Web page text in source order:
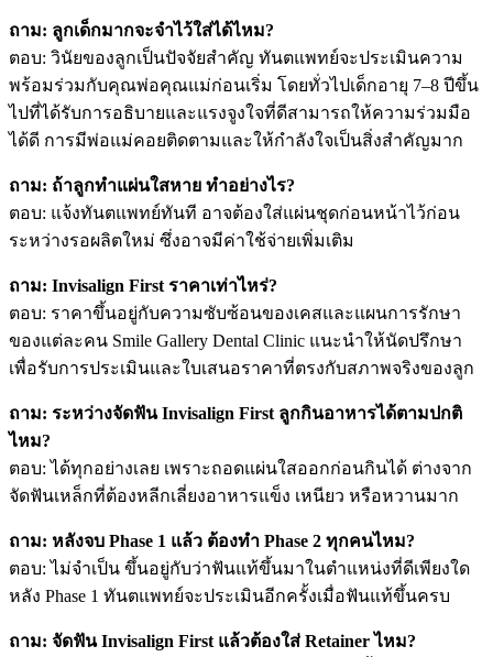
ถาม: ลูกเด็กมากจะจำไว้ใส่ได้ไหม?
ตอบ: วินัยของลูกเป็นปัจจัยสำคัญ ทันตแพทย์จะประเมินความ
พร้อมร่วมกับคุณพ่อคุณแม่ก่อนเริ่ม โดยทั่วไปเด็กอายุ 7–8 ปีขึ้น
ไปที่ได้รับการอธิบายและแรงจูงใจที่ดีสามารถให้ความร่วมมือ
ได้ดี การมีพ่อแม่คอยติดตามและให้กำลังใจเป็นสิ่งสำคัญมาก
ถาม: ถ้าลูกทำแผ่นใสหาย ทำอย่างไร?
ตอบ: แจ้งทันตแพทย์ทันที อาจต้องใส่แผ่นชุดก่อนหน้าไว้ก่อน
ระหว่างรอผลิตใหม่ ซึ่งอาจมีค่าใช้จ่ายเพิ่มเติม
ถาม: Invisalign First ราคาเท่าไหร่?
ตอบ: ราคาขึ้นอยู่กับความซับซ้อนของเคสและแผนการรักษา
ของแต่ละคน Smile Gallery Dental Clinic แนะนำให้นัดปรึกษา
เพื่อรับการประเมินและใบเสนอราคาที่ตรงกับสภาพจริงของลูก
ถาม: ระหว่างจัดฟัน Invisalign First ลูกกินอาหารได้ตามปกติ
ไหม?
ตอบ: ได้ทุกอย่างเลย เพราะถอดแผ่นใสออกก่อนกินได้ ต่างจาก
จัดฟันเหล็กที่ต้องหลีกเลี่ยงอาหารแข็ง เหนียว หรือหวานมาก
ถาม: หลังจบ Phase 1 แล้ว ต้องทำ Phase 2 ทุกคนไหม?
ตอบ: ไม่จำเป็น ขึ้นอยู่กับว่าฟันแท้ขึ้นมาในตำแหน่งที่ดีเพียงใด
หลัง Phase 1 ทันตแพทย์จะประเมินอีกครั้งเมื่อฟันแท้ขึ้นครบ
ถาม: จัดฟัน Invisalign First แล้วต้องใส่ Retainer ไหม?